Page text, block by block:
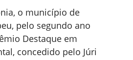
o município de
pelo segundo ano
Destaque em
concedido pelo Júri